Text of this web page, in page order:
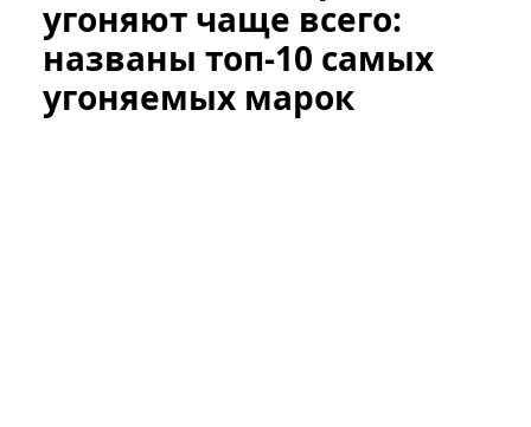
угоняют чаще всего:
названы топ-10 самых
угоняемых марок